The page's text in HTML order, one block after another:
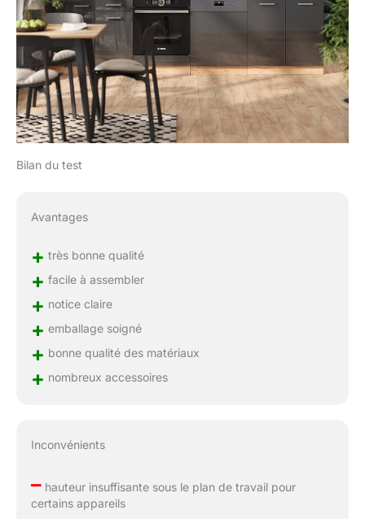
Bilan du test
Avantages
+ très bonne qualité
+ facile à assembler
+ notice claire
+ emballage soigné
+ bonne qualité des matériaux
+ nombreux accessoires
Inconvénients
–hauteur insuffisante sous le plan de travail pour
certains appareils